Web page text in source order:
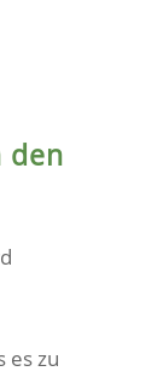
den
es zu